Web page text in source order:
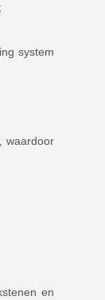
system
waardoor
en